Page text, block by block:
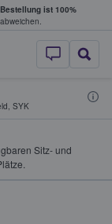
ist 100%
- Wo
, SYK
Sitz- und